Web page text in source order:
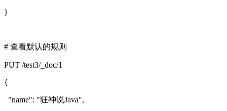
}
# 查看默认的规则
PUT /test3/_doc/1
{
"name": "狂神说Java",